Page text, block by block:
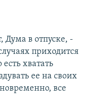
Дума в отпуске, -
приходится
хватать
ее на своих
все